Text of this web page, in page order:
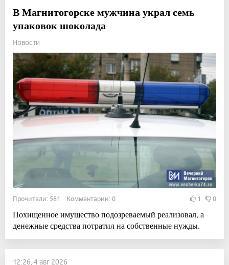
В Магнитогорске мужчина украл семь
упаковок шоколада
Новости
Прочитали: 581 Комментарии: 0 1 0
Похищенное имущество подозреваемый реализовал, а
денежные средства потратил на собственные нужды.
12:26, 4 авг 2026